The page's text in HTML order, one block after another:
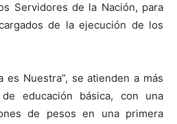
Servidores de la Nación, para
de la ejecución de los
es Nuestra”, se atienden a más
educación básica, con una
de pesos en una primera